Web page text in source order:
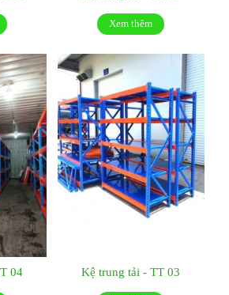
Xem thêm
04 Kệ trung tải - TT 03